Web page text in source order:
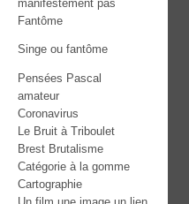
manifestement pas
Fantôme
Singe ou fantôme
Pensées Pascal
amateur
Coronavirus
Le Bruit à Triboulet
Brest Brutalisme
Catégorie à la gomme
Cartographie